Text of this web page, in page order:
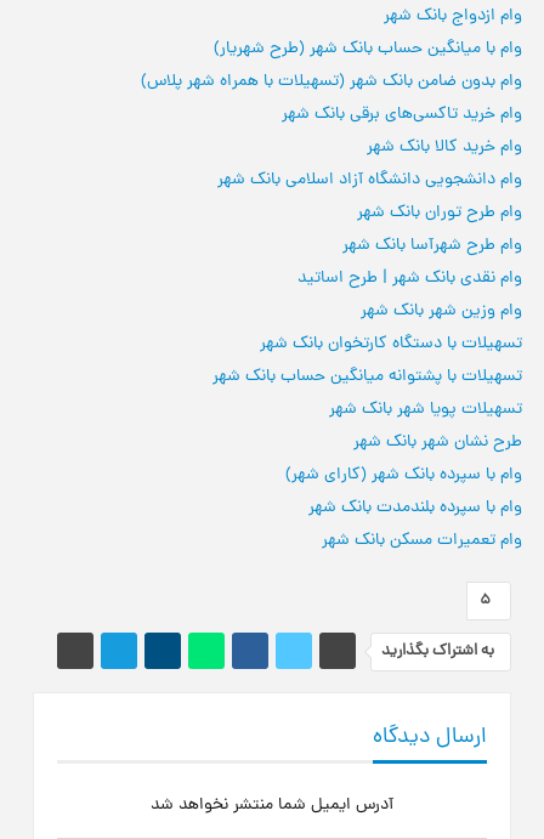
وام ازدواج بانک شهر
وام با میانگین حساب بانک شهر (طرح شهریار)
وام بدون ضامن بانک شهر (تسهیلات با همراه شهر پلاس)
وام خرید تاکسی‌های برقی بانک شهر
وام خرید کالا بانک شهر
وام دانشجویی دانشگاه آزاد اسلامی بانک شهر
وام طرح توران بانک شهر
وام طرح شهرآسا بانک شهر
وام نقدی بانک شهر | طرح اساتید
وام وزین شهر بانک شهر
تسهیلات با دستگاه کارتخوان بانک شهر
تسهیلات با پشتوانه میانگین حساب بانک شهر
تسهیلات پویا شهر بانک شهر
طرح نشان شهر بانک شهر
وام با سپرده بانک‌ شهر (کارای شهر)
وام با سپرده بلندمدت بانک شهر
وام تعمیرات مسکن بانک شهر
5
به اشتراک بگذارید
ارسال دیدگاه
آدرس ایمیل شما منتشر نخواهد شد